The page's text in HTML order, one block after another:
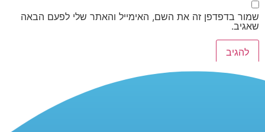
שמור בדפדפן זה את השם, האימייל והאתר שלי לפעם הבאה
שאגיב.